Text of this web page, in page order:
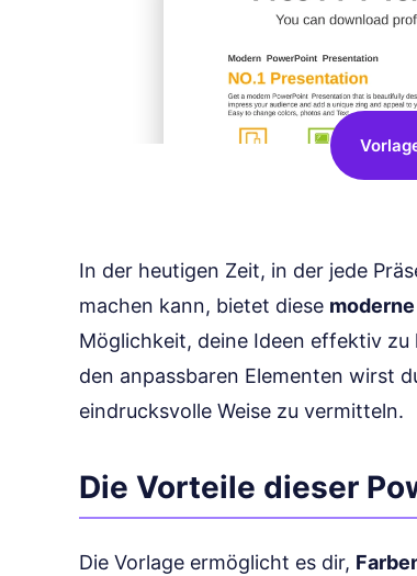
In der heutigen Zeit, in der jede
machen kann, bietet diese
Möglichkeit, deine Ideen effektiv
den anpassbaren Elementen wirst
eindrucksvolle Weise zu vermitteln.
Die Vorteile dieser
Die Vorlage ermöglicht es dir,